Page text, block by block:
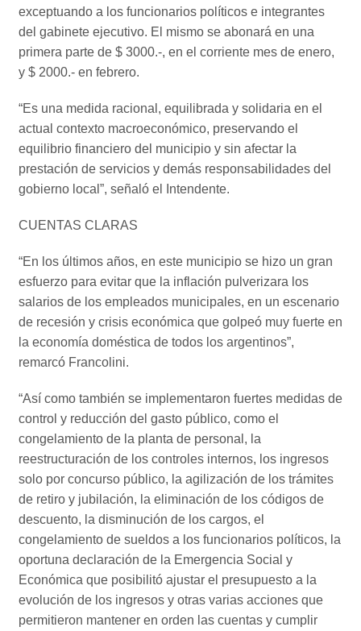
exceptuando a los funcionarios políticos e integrantes
del gabinete ejecutivo. El mismo se abonará en una
primera parte de $ 3000.-, en el corriente mes de enero,
y $ 2000.- en febrero.
“Es una medida racional, equilibrada y solidaria en el
actual contexto macroeconómico, preservando el
equilibrio financiero del municipio y sin afectar la
prestación de servicios y demás responsabilidades del
gobierno local”, señaló el Intendente.
CUENTAS CLARAS
“En los últimos años, en este municipio se hizo un gran
esfuerzo para evitar que la inflación pulverizara los
salarios de los empleados municipales, en un escenario
de recesión y crisis económica que golpeó muy fuerte en
la economía doméstica de todos los argentinos”,
remarcó Francolini.
“Así como también se implementaron fuertes medidas de
control y reducción del gasto público, como el
congelamiento de la planta de personal, la
reestructuración de los controles internos, los ingresos
solo por concurso público, la agilización de los trámites
de retiro y jubilación, la eliminación de los códigos de
descuento, la disminución de los cargos, el
congelamiento de sueldos a los funcionarios políticos, la
oportuna declaración de la Emergencia Social y
Económica que posibilitó ajustar el presupuesto a la
evolución de los ingresos y otras varias acciones que
permitieron mantener en orden las cuentas y cumplir